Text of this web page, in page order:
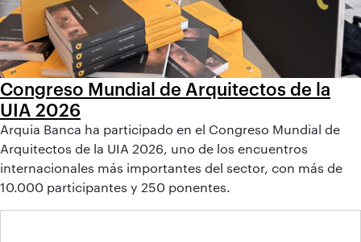
Congreso Mundial de Arquitectos de la
UIA 2026
Arquia Banca ha participado en el Congreso Mundial de
Arquitectos de la UIA 2026, uno de los encuentros
internacionales más importantes del sector, con más de
10.000 participantes y 250 ponentes.